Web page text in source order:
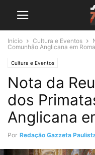
Início Cultura e Eventos
Comunhão Anglicana em Roma
Cultura e Eventos
Nota da
dos
Anglicana
Por Redação Gazzeta